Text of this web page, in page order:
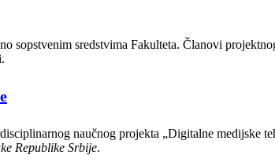
sopstvenim sredstvima Fakulteta. Članovi
naučnog projekta „Digitalne medijske
Republike Srbije.